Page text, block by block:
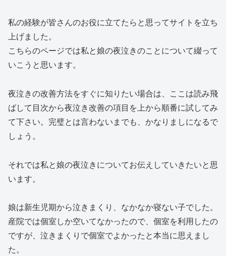
私の経験が皆さんのお役に立てたらと思ってサイトを立ち
上げました。
こちらのページでは私と娘の夜泣きのことについて綴って
いこうと思います。
夜泣きの改善方法をすぐに知りたい場合は、ここは読み飛
ばして目次から夜泣き改善の項目を上から順番に試してみ
て下さい。完璧とは言わないまでも、かなりましになるで
しょう。
それでは私と娘の夜泣きについてお伝えしていきたいと思
います。
娘は新生児期から泣きまくり、なかなか寝ない子でした。
産院では個室しか空いてなかったので、個室を利用したの
ですが、泣きまくりで個室でよかったと本当に思えまし
た。